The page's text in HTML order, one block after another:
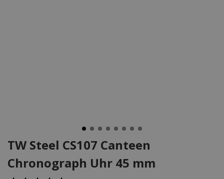
TW Steel CS107 Canteen
Chronograph Uhr 45 mm